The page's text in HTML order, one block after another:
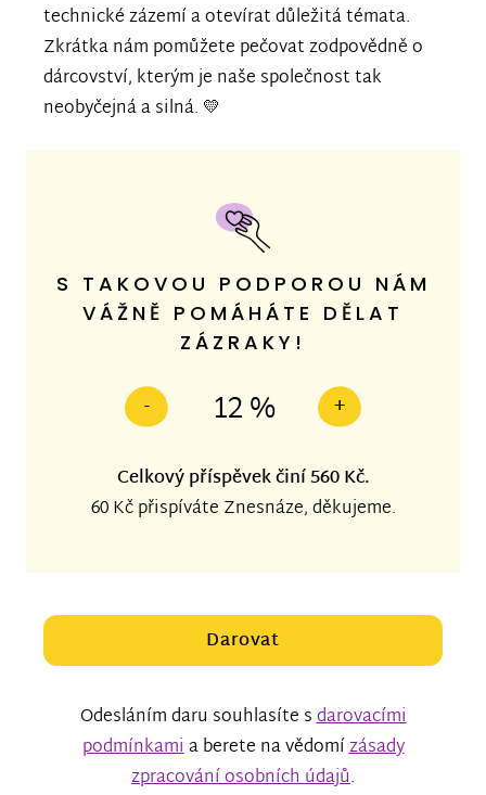
technické zázemí a otevírat důležitá témata.
Zkrátka nám pomůžete pečovat zodpovědně o
dárcovství, kterým je naše společnost tak
neobyčejná a silná. 💛
S TAKOVOU PODPOROU NÁM
VÁŽNĚ POMÁHÁTE DĚLAT
ZÁZRAKY!
- +
12 %
Celkový příspěvek činí560 Kč.
60 Kčpřispíváte Znesnáze, děkujeme.
Darovat
Odesláním daru souhlasíte sdarovacími
podmínkamia berete na vědomízásady
zpracování osobních údajů.